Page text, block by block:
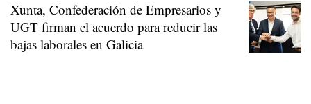
Xunta, Confederación de Empresarios y
UGT firman el acuerdo para reducir las
bajas laborales en Galicia